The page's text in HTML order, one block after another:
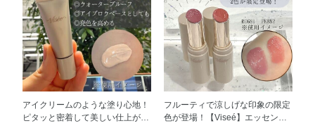
アイクリームのような塗り心地！
ピタッと密着して美しい仕上がり
フルーティで涼しげな印象の限定
色が登場！【Viseé】エッセンス